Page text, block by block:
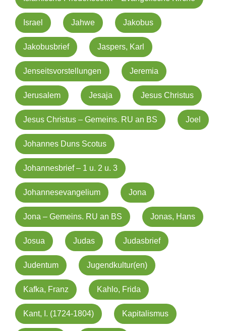
Israel Jahwe Jakobus
Jakobusbrief Jaspers, Karl
Jenseitsvorstellungen Jeremia
Jerusalem Jesaja Jesus Christus
Jesus Christus – Gemeins. RU an BS Joel
Johannes Duns Scotus
Johannesbrief – 1 u. 2 u. 3
Johannesevangelium Jona
Jona – Gemeins. RU an BS Jonas, Hans
Josua Judas Judasbrief
Judentum Jugendkultur(en)
Kafka, Franz Kahlo, Frida
Kant, I. (1724-1804) Kapitalismus